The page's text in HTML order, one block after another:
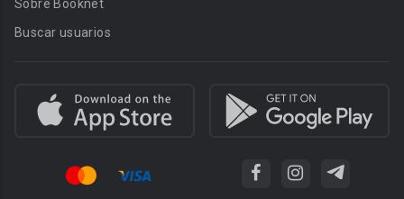
Sobre Booknet
Buscar usuarios